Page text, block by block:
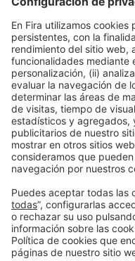
RAIN BIRD
Universidad
Información general